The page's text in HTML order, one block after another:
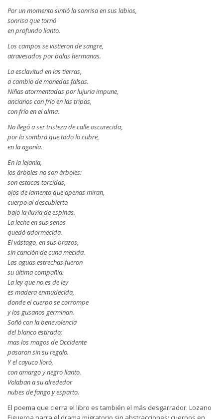
Por un momento sintió la sonrisa en sus labios,
sonrisa que tornó
en profundo llanto.
Los campos se vistieron de sangre,
atravesados por balas hermanas.
La esclavitud en las tierras,
a cambio de monedas falsas.
Niñas atormentadas por lujuria impune,
ancianos con frío en las tripas,
con frío en el alma.
No llegó a ser tristeza de calle oscurecida,
por la sombra que todo lo cubre,
en la agonía.
En la lejanía,
los árboles no son árboles:
son estacas torcidas,
ojos de lamento que apenas miran,
cuerpo al descubierto
bajo la lluvia de espinas.
La leche en sus senos
quedó adormecida.
El vástago, en sus brazos,
sin canción de cuna mecida.
Las aguas estrechas fueron
su última compañía.
La ley que no es de ley
es madera enmudecida,
donde el cuerpo se corrompe
y los gusanos germinan.
Soñó con la benevolencia
del blanco estirado;
mas los magos de Occidente
pasaron sin su regalo.
Y el cayuco lloró,
con amargo y negro llanto.
Volaban a su alrededor
nubes de fango y esparto.
El poema que cierra el libro es también el más desgarrador. Lozano